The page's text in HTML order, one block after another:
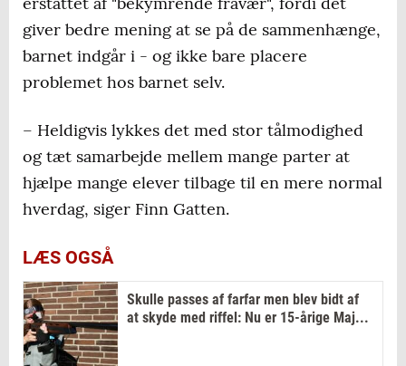
giver bedre mening at se på de sammenhænge,
barnet indgår i - og ikke bare placere
problemet hos barnet selv.
– Heldigvis lykkes det med stor tålmodighed
og tæt samarbejde mellem mange parter at
hjælpe mange elever tilbage til en mere normal
hverdag, siger Finn Gatten.
LÆS OGSÅ
Skulle passes af farfar men blev bidt af
at skyde med riffel: Nu er 15-årige Maj...